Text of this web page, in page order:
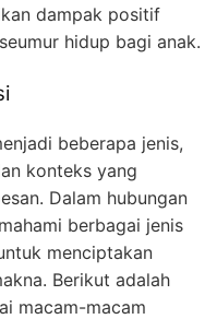
dampak positif
hidup bagi anak.
beberapa jenis,
konteks yang
Dalam hubungan
berbagai jenis
menciptakan
Berikut adalah
macam-macam